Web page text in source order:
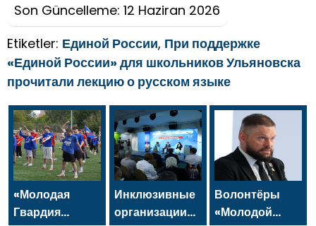
Son Güncelleme: 12 Haziran 2026
Etiketler: Единой России, При поддержке
«Единой России» для школьников Ульяновска
прочитали лекцию о русском языке
«Молодая
Гвардия
Инклюзивные
организации
Волонтёры
«Молодой